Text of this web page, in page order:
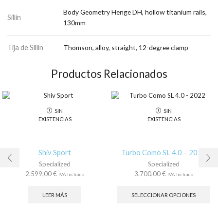
Sillín
Body Geometry Henge DH, hollow titanium rails,
130mm
Tija de Sillín Thomson, alloy, straight, 12-degree clamp
Productos Relacionados
SIN
EXISTENCIAS
Shiv Sport
Specialized
2.599,00€ IVA Incluido
LEER MÁS
SIN
EXISTENCIAS
Turbo Como SL 4.0 – 2022
Specialized
3.700,00€ IVA Incluido
SELECCIONAR OPCIONES